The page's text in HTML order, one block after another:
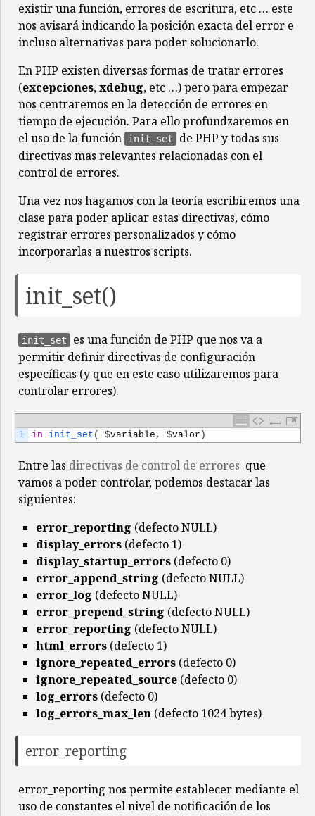
existir una función, errores de escritura, etc … este
nos avisará indicando la posición exacta del error e
incluso alternativas para poder solucionarlo.
En PHP existen diversas formas de tratar errores
(excepciones,xdebug, etc …) pero para empezar
nos centraremos en la detección de errores en
tiempo de ejecución. Para ello profundzaremos en
el uso de la función
init_set
de PHP y todas sus
directivas mas relevantes relacionadas con el
control de errores.
Una vez nos hagamos con la teoría escribiremos una
clase para poder aplicar estas directivas, cómo
registrar errores personalizados y cómo
incorporarlas a nuestros scripts.
init_set()
init_set
es una función de PHP que nos va a
permitir definir directivas de configuración
específicas (y que en este caso utilizaremos para
controlar errores).
1 in init_set ( $variable , $valor )
Entre las directivas de control de errores que
vamos a poder controlar, podemos destacar las
siguientes:
error_reporting (defecto NULL)
display_errors (defecto 1)
display_startup_errors (defecto 0)
error_append_string (defecto NULL)
error_log (defecto NULL)
error_prepend_string (defecto NULL)
error_reporting (defecto NULL)
html_errors (defecto 1)
ignore_repeated_errors (defecto 0)
ignore_repeated_source (defecto 0)
log_errors (defecto 0)
log_errors_max_len (defecto 1024 bytes)
error_reporting
error_reporting nos permite establecer mediante el
uso de constantes el nivel de notificación de los